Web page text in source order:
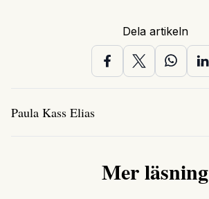
Dela artikeln
Paula Kass Elias
Mer läsning